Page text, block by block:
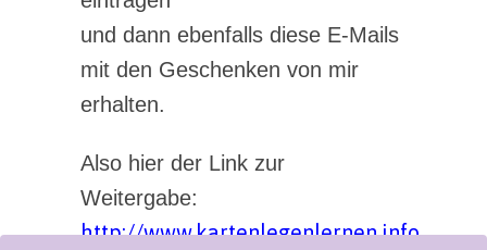
und dann ebenfalls diese E-Mails
mit den Geschenken von mir
erhalten.
Also hier der Link zur
Weitergabe:
http://www.kartenlegenlernen.info